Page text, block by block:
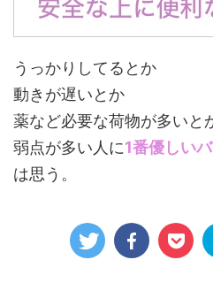
うっかりしてるとか
動きが遅いとか
薬など必要な荷物が多いと
弱点が多い人に1番優しい
は思う。